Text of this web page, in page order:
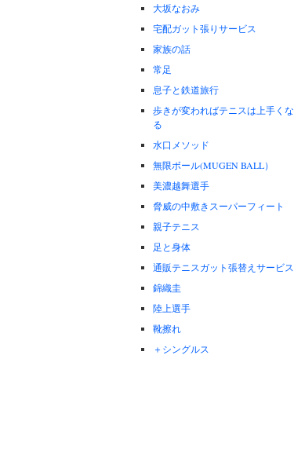
大坂なおみ
宅配ガット張りサービス
家族の話
常足
息子と鉄道旅行
歩きが変わればテニスは上手くな
る
水口メソッド
無限ボール(MUGEN BALL）
美濃越舞選手
脅威の中敷きスーパーフィート
親子テニス
足と身体
通販テニスガット張替えサービス
錦織圭
陸上選手
靴擦れ
＋シングルス